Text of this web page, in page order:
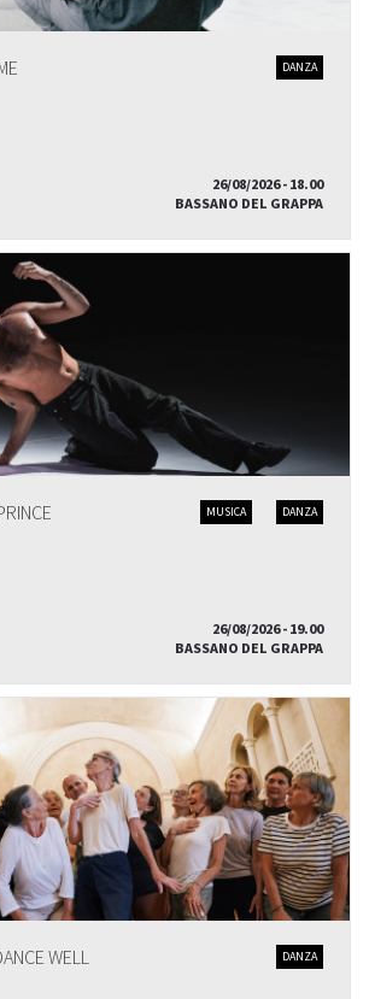
DANZA
26/08/2026 - 18.00
BASSANO DEL GRAPPA
DANZA
MUSICA
26/08/2026 - 19.00
BASSANO DEL GRAPPA
WELL
DANZA